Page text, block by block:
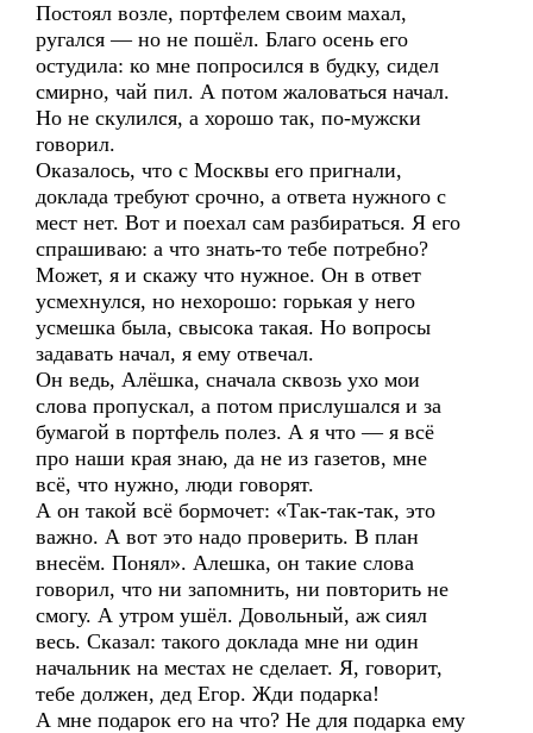
Постоял возле, портфелем своим махал,
ругался — но не пошёл. Благо осень его
остудила: ко мне попросился в будку, сидел
смирно, чай пил. А потом жаловаться начал.
Но не скулился, а хорошо так, по-мужски
говорил.
Оказалось, что с Москвы его пригнали,
доклада требуют срочно, а ответа нужного с
мест нет. Вот и поехал сам разбираться. Я его
спрашиваю: а что знать-то тебе потребно?
Может, я и скажу что нужное. Он в ответ
усмехнулся, но нехорошо: горькая у него
усмешка была, свысока такая. Но вопросы
задавать начал, я ему отвечал.
Он ведь, Алёшка, сначала сквозь ухо мои
слова пропускал, а потом прислушался и за
бумагой в портфель полез. А я что — я всё
про наши края знаю, да не из газетов, мне
всё, что нужно, люди говорят.
А он такой всё бормочет: «Так-так-так, это
важно. А вот это надо проверить. В план
внесём. Понял». Алешка, он такие слова
говорил, что ни запомнить, ни повторить не
смогу. А утром ушёл. Довольный, аж сиял
весь. Сказал: такого доклада мне ни один
начальник на местах не сделает. Я, говорит,
тебе должен, дед Егор. Жди подарка!
А мне подарок его на что? Не для подарка ему